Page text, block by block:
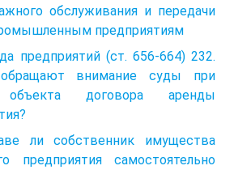
обслуживания и передачи
предприятиям
предприятий (ст. 656-664) 232.
внимание суды при
договора аренды
ли собственник имущества
предприятия самостоятельно